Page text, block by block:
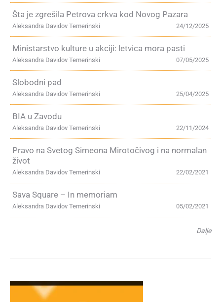
Šta je zgrešila Petrova crkva kod Novog Pazara
24/12/2025
Aleksandra Davidov Temerinski
Ministarstvo kulture u akciji: letvica mora pasti
07/05/2025
Aleksandra Davidov Temerinski
Slobodni pad
25/04/2025
Aleksandra Davidov Temerinski
BIA u Zavodu
22/11/2024
Aleksandra Davidov Temerinski
Pravo na Svetog Simeona Mirotočivog i na normalan
život
22/02/2021
Aleksandra Davidov Temerinski
Sava Square – In memoriam
05/02/2021
Aleksandra Davidov Temerinski
Dalje